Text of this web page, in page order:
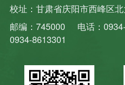
校址：甘肃省庆阳市西峰区
邮编：745000 电话：
0934-8613301